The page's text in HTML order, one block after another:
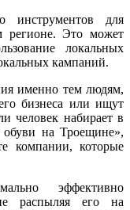
инструментов для
регионе. Это может
локальных
кампаний.
именно тем людям,
бизнеса или ищут
человек набирает в
на Троещине»,
компании, которые
эффективно
распыляя его на